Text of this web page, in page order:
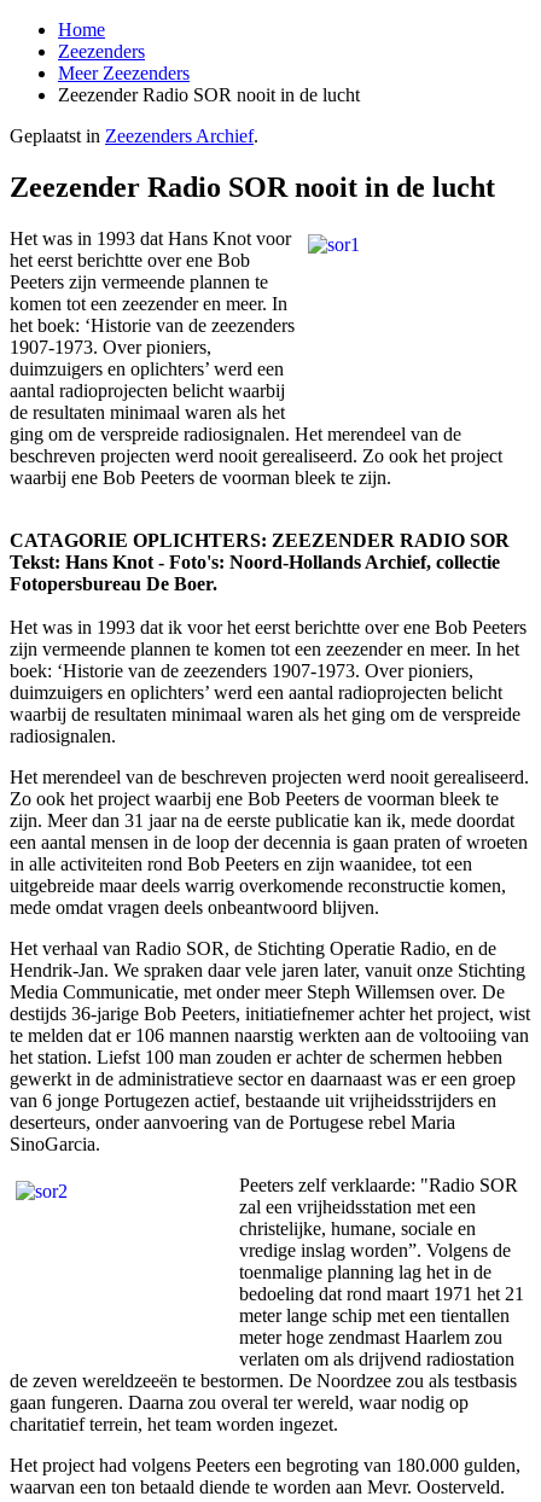
Home
Zeezenders
Meer Zeezenders
Zeezender Radio SOR nooit in de lucht
Geplaatst in Zeezenders Archief.
Zeezender Radio SOR nooit in de lucht
Het was in 1993 dat Hans Knot voor
het eerst berichtte over ene Bob
Peeters zijn vermeende plannen te
komen tot een zeezender en meer. In
het boek: ‘Historie van de zeezenders
1907-1973. Over pioniers,
duimzuigers en oplichters’ werd een
aantal radioprojecten belicht waarbij
de resultaten minimaal waren als het
ging om de verspreide radiosignalen. Het merendeel van de
beschreven projecten werd nooit gerealiseerd. Zo ook het project
waarbij ene Bob Peeters de voorman bleek te zijn.
CATAGORIE OPLICHTERS: ZEEZENDER RADIO SOR
Tekst: Hans Knot - Foto's: Noord-Hollands Archief, collectie
Fotopersbureau De Boer.
Het was in 1993 dat ik voor het eerst berichtte over ene Bob Peeters
zijn vermeende plannen te komen tot een zeezender en meer. In het
boek: ‘Historie van de zeezenders 1907-1973. Over pioniers,
duimzuigers en oplichters’ werd een aantal radioprojecten belicht
waarbij de resultaten minimaal waren als het ging om de verspreide
radiosignalen.
Het merendeel van de beschreven projecten werd nooit gerealiseerd.
Zo ook het project waarbij ene Bob Peeters de voorman bleek te
zijn. Meer dan 31 jaar na de eerste publicatie kan ik, mede doordat
een aantal mensen in de loop der decennia is gaan praten of wroeten
in alle activiteiten rond Bob Peeters en zijn waanidee, tot een
uitgebreide maar deels warrig overkomende reconstructie komen,
mede omdat vragen deels onbeantwoord blijven.
Het verhaal van Radio SOR, de Stichting Operatie Radio, en de
Hendrik-Jan. We spraken daar vele jaren later, vanuit onze Stichting
Media Communicatie, met onder meer Steph Willemsen over. De
destijds 36-jarige Bob Peeters, initiatiefnemer achter het project, wist
te melden dat er 106 mannen naarstig werkten aan de voltooiing van
het station. Liefst 100 man zouden er achter de schermen hebben
gewerkt in de administratieve sector en daarnaast was er een groep
van 6 jonge Portugezen actief, bestaande uit vrijheidsstrijders en
deserteurs, onder aanvoering van de Portugese rebel Maria
SinoGarcia.
Peeters zelf verklaarde: "Radio SOR
zal een vrijheidsstation met een
christelijke, humane, sociale en
vredige inslag worden”. Volgens de
toenmalige planning lag het in de
bedoeling dat rond maart 1971 het 21
meter lange schip met een tientallen
meter hoge zendmast Haarlem zou
verlaten om als drijvend radiostation
de zeven wereldzeeën te bestormen. De Noordzee zou als testbasis
gaan fungeren. Daarna zou overal ter wereld, waar nodig op
charitatief terrein, het team worden ingezet.
Het project had volgens Peeters een begroting van 180.000 gulden,
waarvan een ton betaald diende te worden aan Mevr. Oosterveld.